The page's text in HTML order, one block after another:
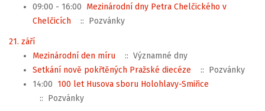
09:00 - 16:00 Mezinárodní dny Petra Chelčického v
Chelčicích
:: Pozvánky
21. září
Mezinárodní den míru
:: Významné dny
Setkání nově pokřtěných Pražské diecéze
:: Pozvánky
14:00 100 let Husova sboru Holohlavy-Smiřice
:: Pozvánky